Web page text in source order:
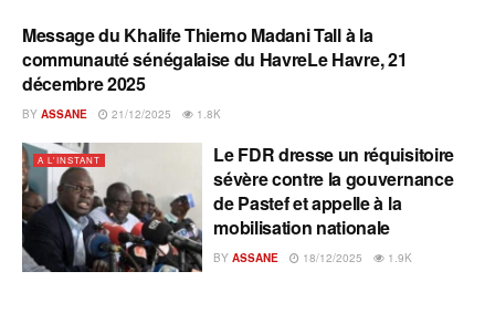
A L'INSTANT
Message du Khalife Thierno Madani Tall à la
communauté sénégalaise du HavreLe Havre, 21
décembre 2025
BY ASSANE 21/12/2025 1.8K
A L'INSTANT
Le FDR dresse un réquisitoire
sévère contre la gouvernance
de Pastef et appelle à la
mobilisation nationale
BY ASSANE 18/12/2025 1.9K